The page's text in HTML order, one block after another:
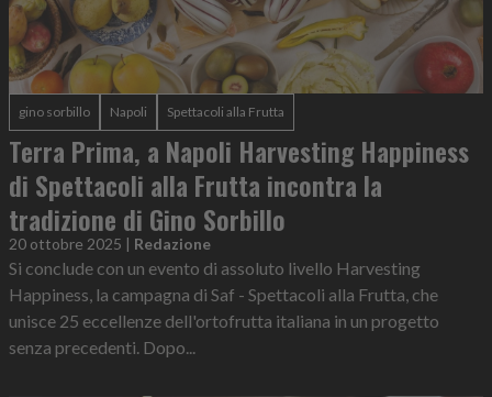
gino sorbillo Napoli Spettacoli alla Frutta
Terra Prima, a Napoli Harvesting Happiness
di Spettacoli alla Frutta incontra la
tradizione di Gino Sorbillo
20 ottobre 2025 | Redazione
Si conclude con un evento di assoluto livello Harvesting
Happiness, la campagna di Saf - Spettacoli alla Frutta, che
unisce 25 eccellenze dell'ortofrutta italiana in un progetto
senza precedenti. Dopo...